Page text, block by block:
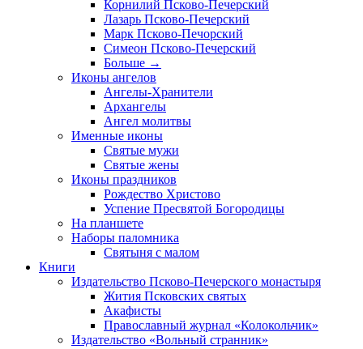
Корнилий Псково-Печерский
Лазарь Псково-Печерский
Марк Псково-Печорский
Симеон Псково-Печерский
Больше →
Иконы ангелов
Ангелы-Хранители
Архангелы
Ангел молитвы
Именные иконы
Святые мужи
Святые жены
Иконы праздников
Рождество Христово
Успение Пресвятой Богородицы
На планшете
Наборы паломника
Святыня с малом
Книги
Издательство Псково-Печерского монастыря
Жития Псковских святых
Акафисты
Православный журнал «Колокольчик»
Издательство «Вольный странник»